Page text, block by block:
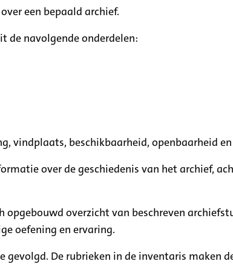
een bepaald archief.
de navolgende onderdelen:
vindplaats, beschikbaarheid, openbaarheid
over de geschiedenis van het archief,
overzicht van beschreven
oefening en ervaring.
De rubrieken in de inventaris maken